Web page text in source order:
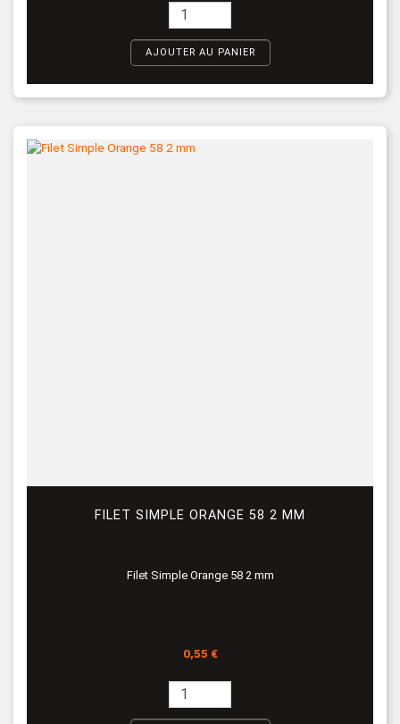
AJOUTER AU PANIER
FILET SIMPLE ORANGE 58 2 MM
Filet Simple Orange 58 2 mm
Prix
0,55 €